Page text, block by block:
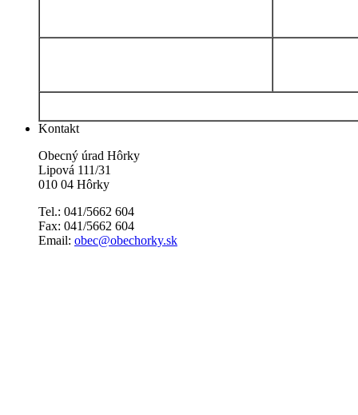
Kontakt
Obecný úrad Hôrky
Lipová 111/31
010 04 Hôrky
Tel.: 041/5662 604
Fax: 041/5662 604
Email: obec@obechorky.sk